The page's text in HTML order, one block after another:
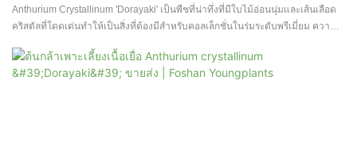
Anthurium Crystallinum 'Dorayaki' เป็นพืชที่น่าทึ่งที่มีใบไม้อ่อนนุ่มและเส้นเลือด
คริสตัลที่โดดเด่นทำให้เป็นสิ่งที่ต้องมีสำหรับคอลเล็กชั่นในร่มระดับพรีเมี่ยม ความ
พื้นที่อยู่อาศัยใด ๆ